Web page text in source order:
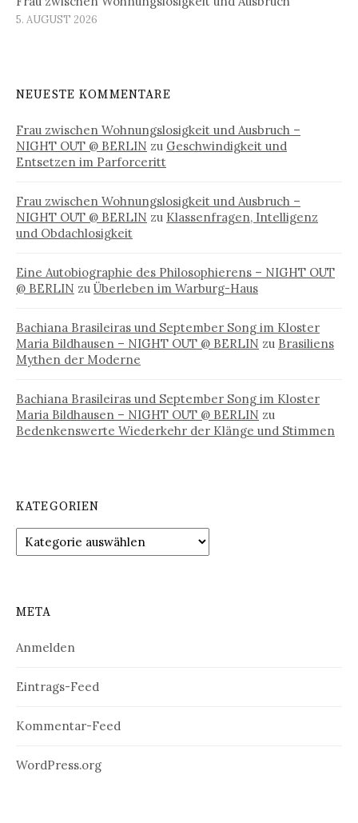
5. AUGUST 2026
NEUESTE KOMMENTARE
Frau zwischen Wohnungslosigkeit und Ausbruch –
NIGHT OUT @ BERLIN zu Geschwindigkeit und
Entsetzen im Parforceritt
Frau zwischen Wohnungslosigkeit und Ausbruch –
NIGHT OUT @ BERLIN zu Klassenfragen, Intelligenz
und Obdachlosigkeit
Eine Autobiographie des Philosophierens – NIGHT OUT
@ BERLIN zu Überleben im Warburg-Haus
Bachiana Brasileiras und September Song im Kloster
Maria Bildhausen – NIGHT OUT @ BERLIN zu Brasiliens
Mythen der Moderne
Bachiana Brasileiras und September Song im Kloster
Maria Bildhausen – NIGHT OUT @ BERLIN zu
Bedenkenswerte Wiederkehr der Klänge und Stimmen
KATEGORIEN
Kategorien
META
Anmelden
Eintrags-Feed
Kommentar-Feed
WordPress.org